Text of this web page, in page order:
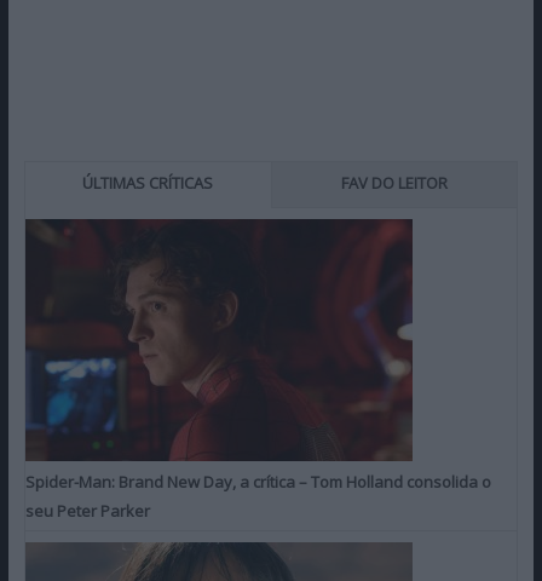
ÚLTIMAS CRÍTICAS FAV DO LEITOR
Spider-Man: Brand New Day, a crítica – Tom Holland consolida o
seu Peter Parker